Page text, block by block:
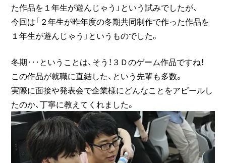
た作品を１年生が遊んじゃう」という試みでしたが、
今回は「２年生が昨年度の冬期共同制作で作った作品を
１年生が遊んじゃう」というものでした。
冬期･･･ということは、そう！３Ｄのゲーム作品ですね！
この作品が就職に直結した、という先輩も多数。
実際に面接や発表会で企業様にどんなことをアピールし
たのか、丁寧に教えてくれました。